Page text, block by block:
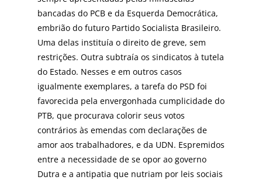
bancadas do PCB e da Esquerda Democrática,
embrião do futuro Partido Socialista Brasileiro.
Uma delas instituía o direito de greve, sem
restrições. Outra subtraía os sindicatos à tutela
do Estado. Nesses e em outros casos
igualmente exemplares, a tarefa do PSD foi
favorecida pela envergonhada cumplicidade do
PTB, que procurava colorir seus votos
contrários às emendas com declarações de
amor aos trabalhadores, e da UDN. Espremidos
entre a necessidade de se opor ao governo
Dutra e a antipatia que nutriam por leis sociais